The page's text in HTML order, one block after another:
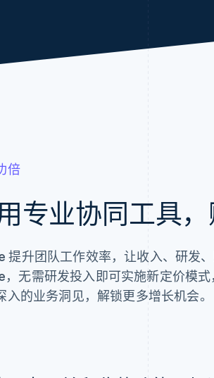
倍
专业协同工具
提升团队工作效率，让收入、研发
无需研发投入即可实施新定价模式
入的业务洞见，解锁更多增长机会。